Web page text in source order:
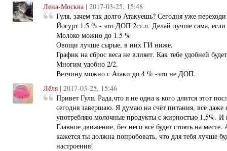
Лена-Москва | 2017-03-25, 15:48
Гуля, зачем так долго Атакуешь? Сегодня уже
Йогурт 1.5 % - это ДОП 2ст.л. Делай лучше сама,
Молоко можно до 1.5 %
Овощи лучше сырые, в них ГИ ниже.
График на сброс веса не влияет. Как тебе удобней
Многим удобно 2/2.
Ветчину можно с Атаки до 4 % -это не ДОП.
Лёля | 2017-03-25, 15:46
Привет Гуля. Рада,что я не одна к кого длится этот
сегодня завершаю. Я думаю на счёт питания, всё
употребляю молочные продукты с жирностью 1,5%. И
Главное движение, без него всё будет стоять на
кажется ты должна попробовать, что для тебя лучше
настроения!